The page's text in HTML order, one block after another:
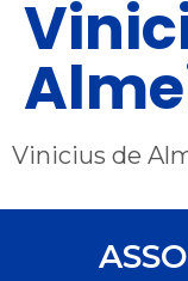
Vinicius de